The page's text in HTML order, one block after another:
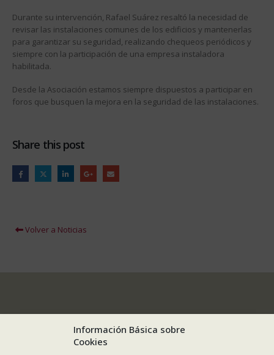
Información Básica sobre
Cookies
Durante su intervención, Rafael Suárez resaltó la necesidad de
revisar las instalaciones comunes de los edificios y mantenerlas
para garantizar su seguridad, realizando chequeos periódicos y
siempre con la participación de una empresa instaladora
habilitada.
Desde la Asociación estamos siempre dispuestos a participar en
foros que busquen la mejora en la seguridad de las instalaciones.
Share this post
Volver a Noticias